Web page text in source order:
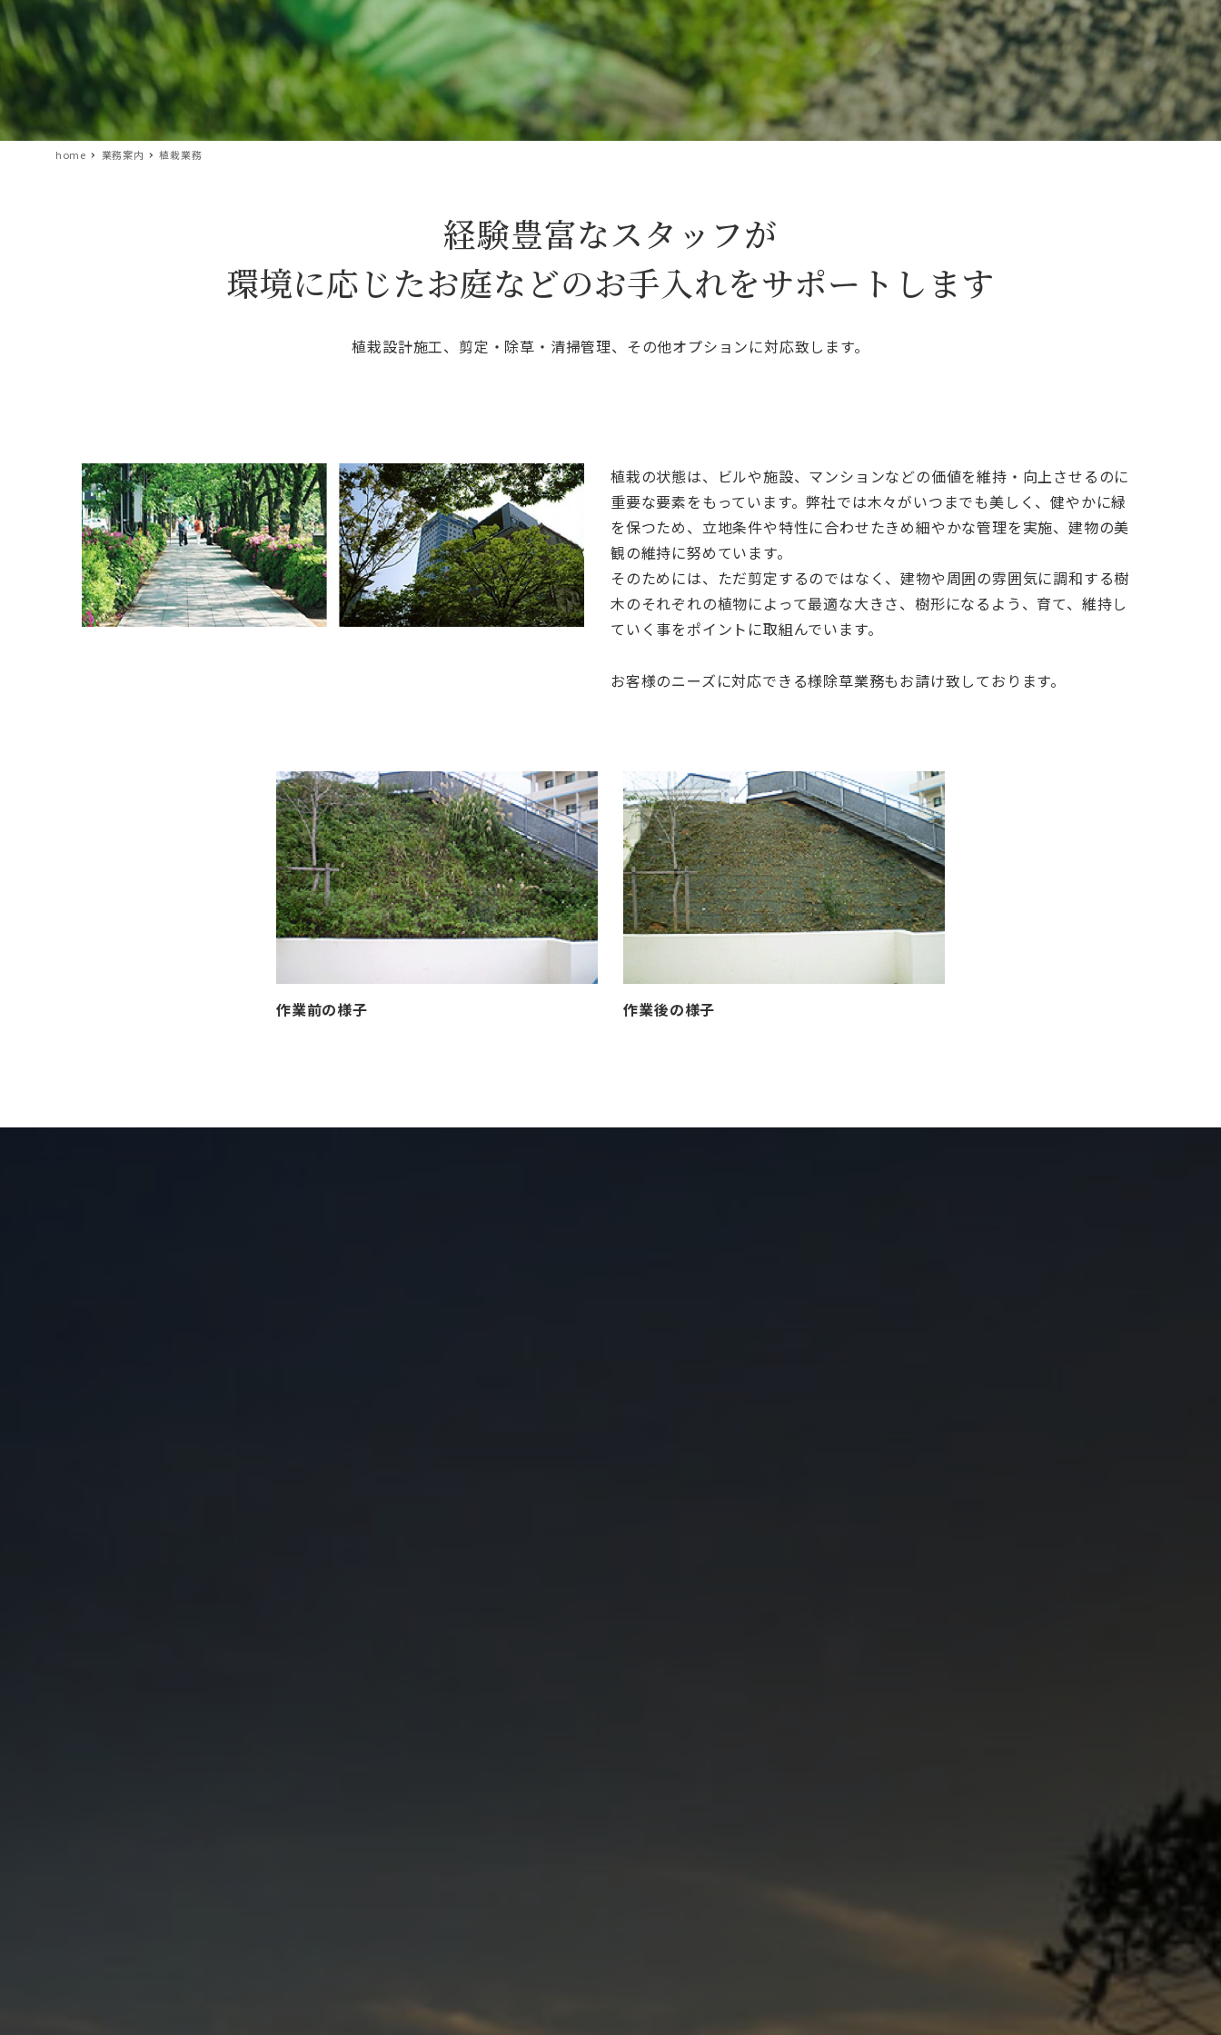
home 業務案内 植栽業務
経験豊富なスタッフが
環境に応じたお庭などのお手入れをサポートします
植栽設計施工、剪定・除草・清掃管理、その他オプションに対応致します。
植栽の状態は、ビルや施設、マンションなどの価値を維持・向上させるのに
重要な要素をもっています。弊社では木々がいつまでも美しく、健やかに緑
を保つため、立地条件や特性に合わせたきめ細やかな管理を実施、建物の美
観の維持に努めています。
そのためには、ただ剪定するのではなく、建物や周囲の雰囲気に調和する樹
木のそれぞれの植物によって最適な大きさ、樹形になるよう、育て、維持し
ていく事をポイントに取組んでいます。
お客様のニーズに対応できる様除草業務もお請け致しております。
作業前の様子 作業後の様子